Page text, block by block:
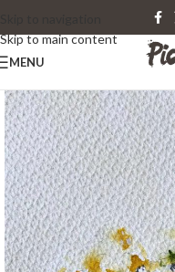
Skip to main content
MENU